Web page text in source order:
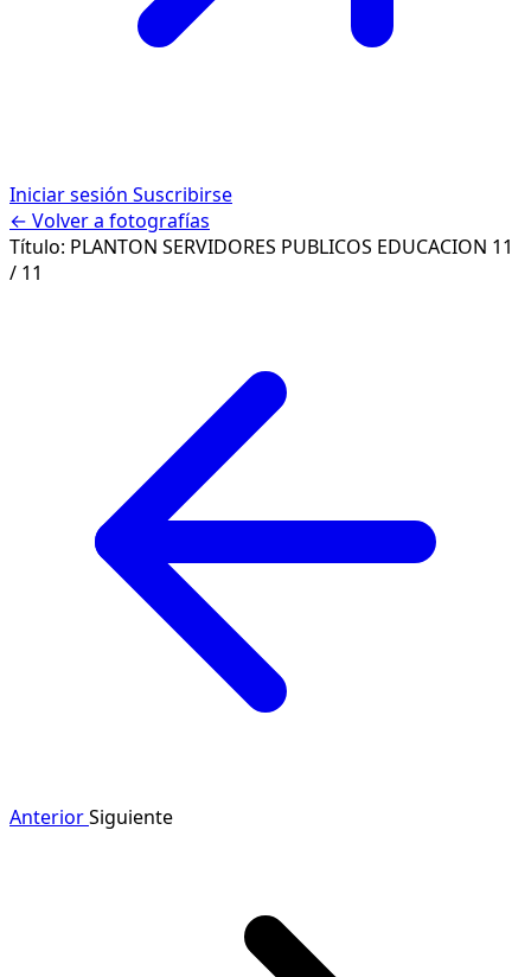
Iniciar sesión Suscribirse
← Volver a fotografías
Título: PLANTON SERVIDORES PUBLICOS EDUCACION 11
/ 11
AnteriorSiguiente